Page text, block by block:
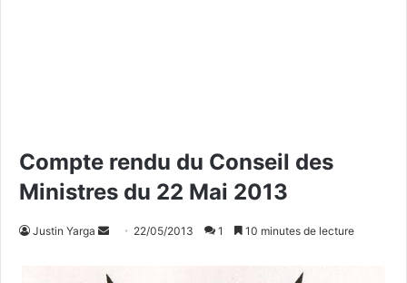
Compte rendu du Conseil des
Ministres du 22 Mai 2013
Justin Yarga
v
22/05/2013 1 10 minutes de lecture